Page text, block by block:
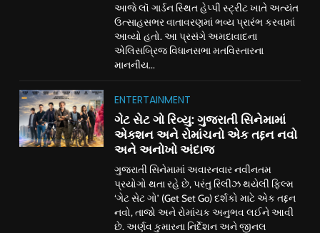
આજે લૉ ગાર્ડન સ્થિત હેપ્પી સ્ટ્રીટ ખાતે અત્યંત
ઉત્સાહસભર વાતાવરણમાં ભવ્ય પ્રારંભ કરવામાં
આવ્યો હતો. આ પ્રસંગે અમદાવાદના
એલિસબ્રિજ વિધાનસભા મતવિસ્તારના
માનનીય...
ENTERTAINMENT
ગેટ સેટ ગો રિવ્યુ: ગુજરાતી સિનેમામાં
એક્શન અને રોમાંચનો એક તદ્દન નવો
અને અનોખો અંદાજ
ગુજરાતી સિનેમામાં અવારનવાર નવીનતમ
પ્રયોગો થતા રહે છે, પરંતુ રિલીઝ થયેલી ફિલ્મ
‘ગેટ સેટ ગો’ (Get Set Go) દર્શકો માટે એક તદ્દન
નવો, તાજો અને રોમાંચક અનુભવ લઈને આવી
છે. અર્ણવ કુમારના નિર્દેશન અને જીનલ